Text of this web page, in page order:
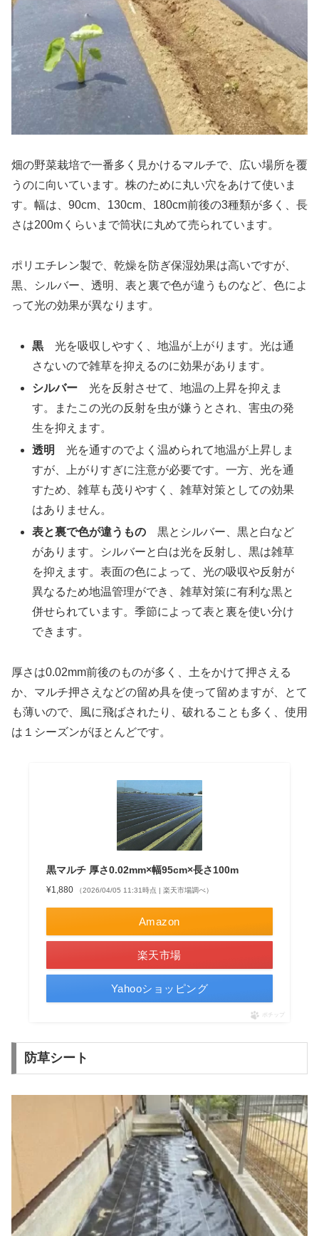
畑の野菜栽培で一番多く見かけるマルチで、広い場所を覆
うのに向いています。株のために丸い穴をあけて使いま
す。幅は、90cm、130cm、180cm前後の3種類が多く、長
さは200mくらいまで筒状に丸めて売られています。
ポリエチレン製で、乾燥を防ぎ保湿効果は高いですが、
黒、シルバー、透明、表と裏で色が違うものなど、色によ
って光の効果が異なります。
黒 光を吸収しやすく、地温が上がります。光は通
さないので雑草を抑えるのに効果があります。
シルバー 光を反射させて、地温の上昇を抑えま
す。またこの光の反射を虫が嫌うとされ、害虫の発
生を抑えます。
透明
光を通すのでよく温められて地温が上昇しま
すが、上がりすぎに注意が必要です。一方、光を通
すため、雑草も茂りやすく、雑草対策としての効果
はありません。
表と裏で色が違うもの 黒とシルバー、黒と白など
があります。シルバーと白は光を反射し、黒は雑草
を抑えます。表面の色によって、光の吸収や反射が
異なるため地温管理ができ、雑草対策に有利な黒と
併せられています。季節によって表と裏を使い分け
できます。
厚さは0.02mm前後のものが多く、土をかけて押さえる
か、マルチ押さえなどの留め具を使って留めますが、とて
も薄いので、風に飛ばされたり、破れることも多く、使用
は１シーズンがほとんどです。
黒マルチ 厚さ0.02mm×幅95cm×長さ100m
¥1,880 （2026/04/05 11:31時点 | 楽天市場調べ）
Amazon
楽天市場
Yahooショッピング
ポチップ
防草シート